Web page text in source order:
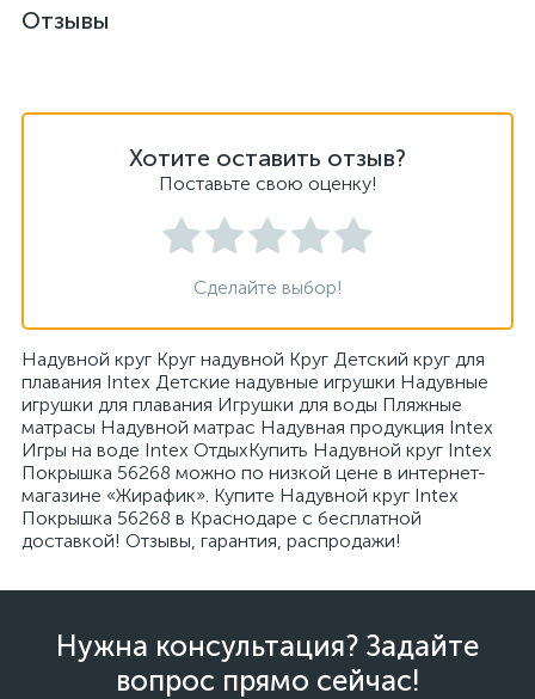
Отзывы
Хотите оставить отзыв?
Поставьте свою оценку!
Сделайте выбор!
Надувной круг Круг надувной Круг Детский круг для
плавания Intex Детские надувные игрушки Надувные
игрушки для плавания Игрушки для воды Пляжные
матрасы Надувной матрас Надувная продукция Intex
Игры на воде Intex ОтдыхКупить Надувной круг Intex
Покрышка 56268 можно по низкой цене в интернет-
магазине «Жирафик». Купите Надувной круг Intex
Покрышка 56268 в Краснодаре с бесплатной
доставкой! Отзывы, гарантия, распродажи!
Нужна консультация? Задайте
вопрос прямо сейчас!